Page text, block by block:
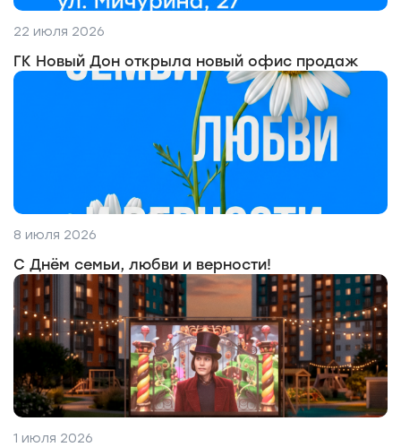
22 июля 2026
ГК Новый Дон открыла новый офис продаж
8 июля 2026
С Днём семьи, любви и верности!
1 июля 2026